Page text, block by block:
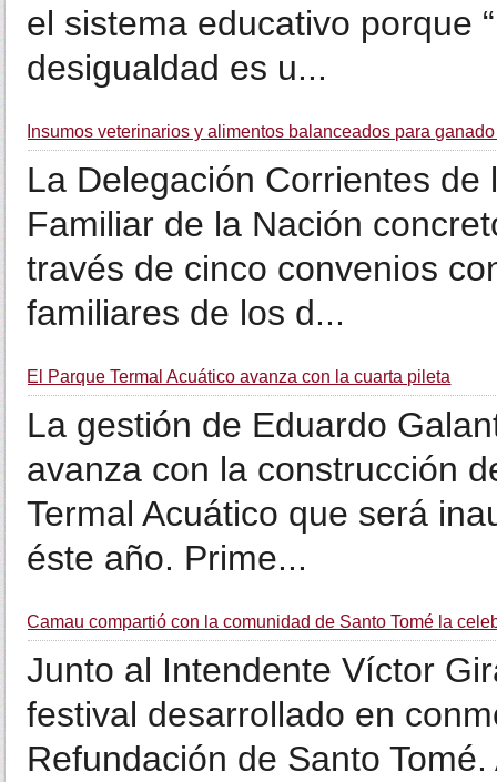
el sistema educativo porque
desigualdad es u...
Insumos veterinarios y alimentos balanceados para
La Delegación Corrientes
Familiar de la Nación
través de cinco convenios
familiares de los d...
El Parque Termal Acuático avanza con la cuarta pileta
La gestión de Eduardo
avanza con la construcción
Termal Acuático que será
éste año. Prime...
Camau compartió con la comunidad de Santo Tomé la
Junto al Intendente Víctor
festival desarrollado en
Refundación de Santo